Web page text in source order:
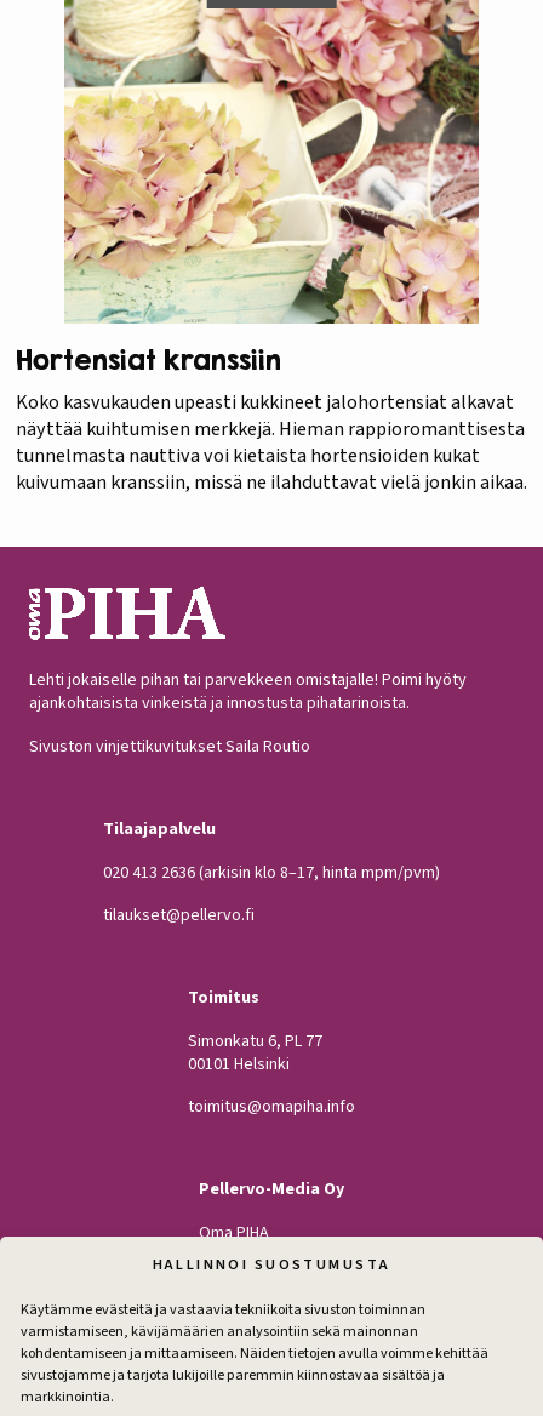
HALLINNOI SUOSTUMUSTA
Käytämme evästeitä ja vastaavia tekniikoita sivuston toiminnan
varmistamiseen, kävijämäärien analysointiin sekä mainonnan
kohdentamiseen ja mittaamiseen. Näiden tietojen avulla voimme kehittää
sivustojamme ja tarjota lukijoille paremmin kiinnostavaa sisältöä ja
markkinointia.
Hortensiat kranssiin
Koko kasvukauden upeasti kukkineet jalohortensiat alkavat
näyttää kuihtumisen merkkejä. Hieman rappioromanttisesta
tunnelmasta nauttiva voi kietaista hortensioiden kukat
kuivumaan kranssiin, missä ne ilahduttavat vielä jonkin aikaa.
Lehti jokaiselle pihan tai parvekkeen omistajalle! Poimi hyöty
ajankohtaisista vinkeistä ja innostusta pihatarinoista.
Sivuston vinjettikuvitukset Saila Routio
Tilaajapalvelu
020 413 2636(arkisin klo 8–17, hinta mpm/pvm)
tilaukset@pellervo.fi
Toimitus
Simonkatu 6, PL 77
00101 Helsinki
toimitus@omapiha.info
Pellervo-Media Oy
Oma PIHA
Kodin Pellervo
Maatilan Pellervo